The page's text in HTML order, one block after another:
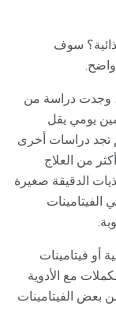
سوف
واضح.
وجدت دراسة من
يومي يقل
تجد دراسات أخرى
من العلاج
الدقيقة صغيرة
أو فيتامينات
مع الأدوية
بعض الفيتامينات